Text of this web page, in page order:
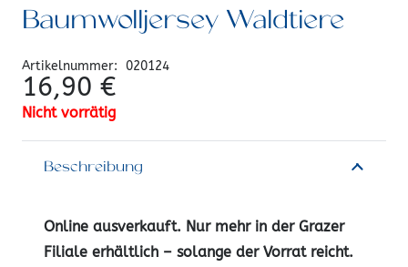
Baumwolljersey Waldtiere
Artikelnummer: 020124
16,90 €
Nicht vorrätig
Beschreibung
Online ausverkauft. Nur mehr in der Grazer
Filiale erhältlich – solange der Vorrat reicht.